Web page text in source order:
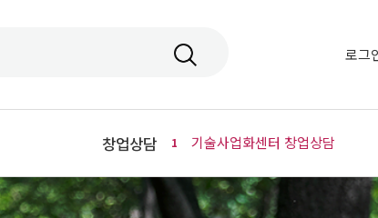
로그
창업상담
상담방법
1 기술사업화센터 창업상담